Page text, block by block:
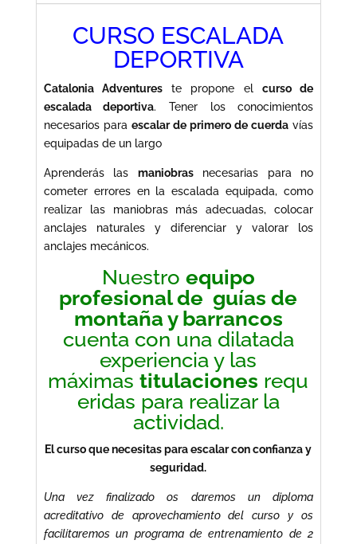
CURSO ESCALADA
DEPORTIVA
Catalonia Adventures te propone el curso de
escalada deportiva. Tener los conocimientos
necesarios para escalar de primero de cuerda vías
equipadas de un largo
Aprenderás lasmaniobras necesarias para no
cometer errores en la escalada equipada, como
realizar las maniobras más adecuadas, colocar
anclajes naturales y diferenciar y valorar los
anclajes mecánicos.
Nuestro equipo
profesional de guías de
montaña y barrancos
cuenta con una dilatada
experiencia y las
máximastitulaciones requ
eridas para realizar la
actividad.
El curso que necesitas para escalar con confianza y
seguridad.
Una vez finalizado os daremos un diploma
acreditativo de aprovechamiento del curso y os
facilitaremos un programa de entrenamiento de 2